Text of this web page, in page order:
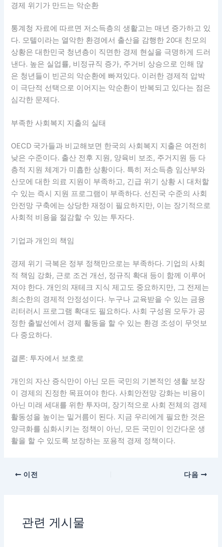
경제 위기가 만드는 악순환
통계청 자료에 따르면 저소득층의 생활고는 매년 증가하고 있
다. 모텔이라는 열악한 환경에서 출산을 감행한 20대 친모의
상황은 대한민국 청년층이 직면한 경제 현실을 극명하게 드러
낸다. 높은 실업률, 비정규직 증가, 주거비 상승으로 인해 많
은 청년들이 빈곤의 악순환에 빠져있다. 이러한 경제적 압박
이 극단적 선택으로 이어지는 악순환이 반복되고 있다는 점은
심각한 문제다.
부족한 사회복지 지출의 실태
OECD 국가들과 비교해보면 한국의 사회복지 지출은 여전히
낮은 수준이다. 출산 전후 지원, 양육비 보조, 주거지원 등 다
층적 지원 체계가 미흡한 상황이다. 특히 저소득층 임산부와
산모에 대한 의료 지원이 부족하고, 긴급 위기 상황 시 대처할
수 있는 즉시 지원 프로그램이 부족하다. 선진국 수준의 사회
안전망 구축에는 상당한 재정이 필요하지만, 이는 장기적으로
사회적 비용을 절감할 수 있는 투자다.
기업과 개인의 책임
경제 위기 극복은 정부 정책만으로는 부족하다. 기업의 사회
적 책임 강화, 근로 조건 개선, 정규직 확대 등이 함께 이루어
져야 한다. 개인의 재테크 지식 제고도 중요하지만, 그 전제는
최소한의 경제적 안정성이다. 누구나 교육받을 수 있는 금융
리터러시 프로그램 확대도 필요하다. 사회 구성원 모두가 공
정한 출발선에서 경제 활동을 할 수 있는 환경 조성이 무엇보
다 중요하다.
결론: 투자에서 보호로
개인의 자산 증식만이 아닌 모든 국민의 기본적인 생활 보장
이 경제의 진정한 목표여야 한다. 사회안전망 강화는 비용이
아닌 미래 세대를 위한 투자며, 장기적으로 사회 전체의 경제
활동성을 높이는 밑거름이 된다. 지금 우리에게 필요한 것은
양극화를 심화시키는 정책이 아닌, 모든 국민이 인간다운 생
활을 할 수 있도록 보장하는 포용적 경제 정책이다.
이전 다음
관련 게시물